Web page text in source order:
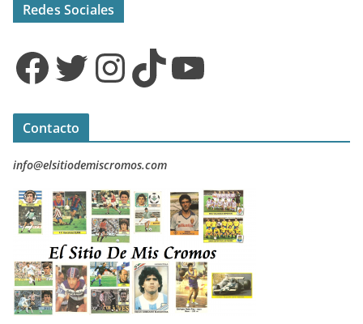
Redes Sociales
Facebook Twitter InstagramTikTok YouTube
Contacto
info@elsitiodemiscromos.com